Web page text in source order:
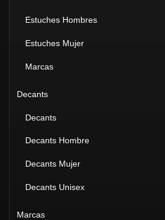
Estuches Hombres
Estuches Mujer
Marcas
Decants
Decants
Decants Hombre
Decants Mujer
Decants Unisex
Marcas